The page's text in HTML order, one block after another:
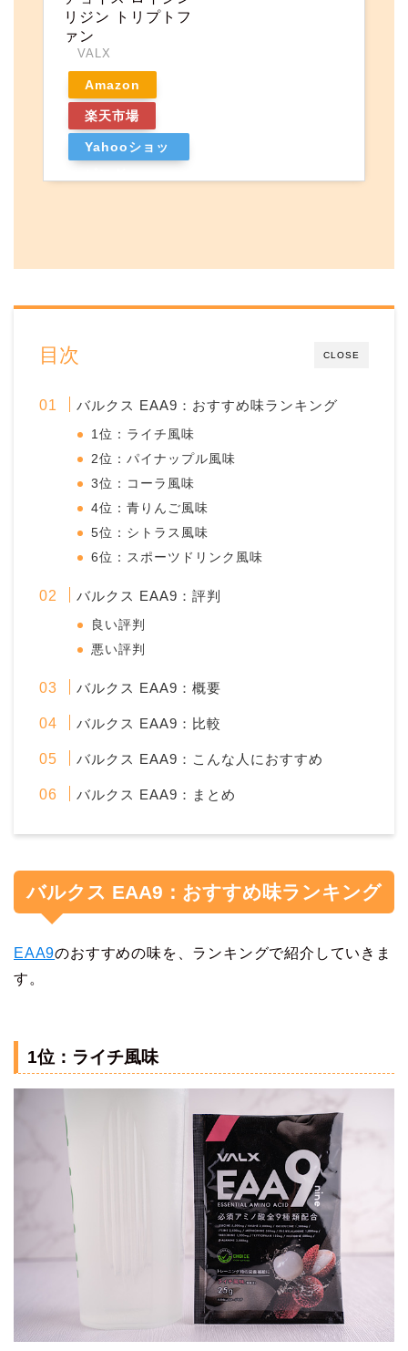
リジン トリプトフ
ァン
VALX
Amazon
楽天市場
Yahooショッ
CLOSE
目次
バルクス EAA9：おすすめ味ランキング
1位：ライチ風味
2位：パイナップル風味
3位：コーラ風味
4位：青りんご風味
5位：シトラス風味
6位：スポーツドリンク風味
バルクス EAA9：評判
良い評判
悪い評判
バルクス EAA9：概要
バルクス EAA9：比較
バルクス EAA9：こんな人におすすめ
バルクス EAA9：まとめ
バルクス EAA9：おすすめ味ランキング
EAA9のおすすめの味を、ランキングで紹介していきま
す。
1位：ライチ風味